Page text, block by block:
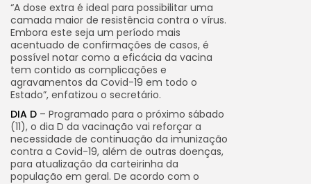
“A dose extra é ideal para possibilitar uma
camada maior de resistência contra o vírus.
Embora este seja um período mais
acentuado de confirmações de casos, é
possível notar como a eficácia da vacina
tem contido as complicações e
agravamentos da Covid-19 em todo o
Estado”, enfatizou o secretário.
DIA D – Programado para o próximo sábado
(11), o dia D da vacinação vai reforçar a
necessidade de continuação da imunização
contra a Covid-19, além de outras doenças,
para atualização da carteirinha da
população em geral. De acordo com o